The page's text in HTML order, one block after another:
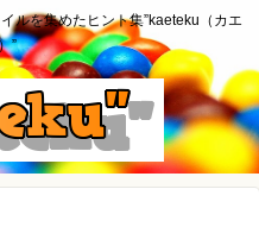
ルを集めたヒント集”kaeteku（カエ
”